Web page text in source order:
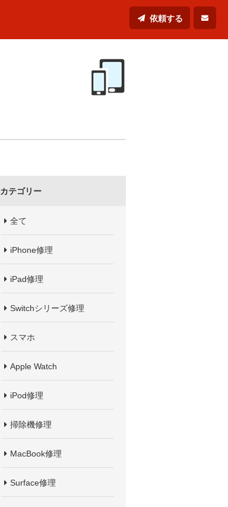
依頼する
カテゴリー
全て
iPhone修理
iPad修理
Switchシリーズ修理
スマホ
Apple Watch
iPod修理
掃除機修理
MacBook修理
Surface修理